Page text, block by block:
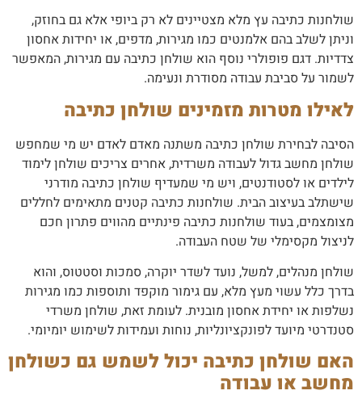
שולחנות כתיבה עץ מלא מצטיינים לא רק ביופי אלא גם בחוזק,
וניתן לשלב בהם אלמנטים כמו מגירות, מדפים, או יחידות אחסון
צדדיות. דגם פופולרי נוסף הוא שולחן כתיבה עם מגירות, המאפשר
לשמור על סביבת עבודה מסודרת ונעימה.
לאילו מטרות מזמינים שולחן כתיבה
הסיבה לבחירת שולחן כתיבה משתנה מאדם לאדם יש מי שמחפש
שולחן מחשב גדול לעבודה משרדית, אחרים צריכים שולחן לימוד
לילדים או לסטודנטים, ויש מי שמעדיף שולחן כתיבה מודרני
שישתלב בעיצוב הבית. שולחנות כתיבה קטנים מתאימים לחללים
מצומצמים, בעוד שולחנות כתיבה פינתיים מהווים פתרון חכם
לניצול מקסימלי של שטח העבודה.
שולחן מנהלים, למשל, נועד לשדר יוקרה, סמכות וסטטוס, והוא
בדרך כלל עשוי מעץ מלא, עם גימור מוקפד ותוספות כמו מגירות
נשלפות או יחידת אחסון מובנית. לעומת זאת, שולחן משרדי
סטנדרטי מיועד לפונקציונליות, נוחות ועמידות לשימוש יומיומי.
האם שולחן כתיבה יכול לשמש גם כשולחן
מחשב או עבודה